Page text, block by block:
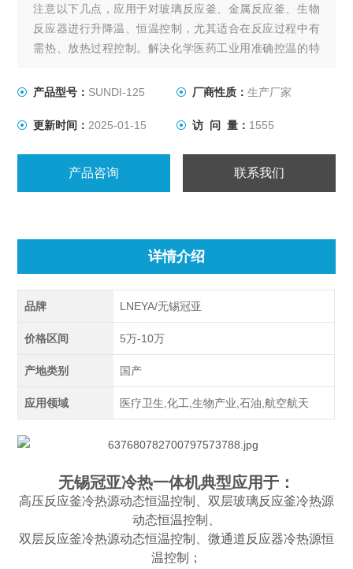
注意以下几点，应用于对玻璃反应釜、金属反应釜、生物
反应器进行升降温、恒温控制，尤其适合在反应过程中有
需热、放热过程控制。解决化学医药工业用准确控温的特
进程的加热及冷却、恒温系统。
产品型号： SUNDI-125 厂商性质： 生产厂家
更新时间： 2025-01-15 访 问 量： 1555
产品咨询 联系我们
详情介绍
品牌 LNEYA/无锡冠亚
价格区间 5万-10万
产地类别 国产
应用领域 医疗卫生,化工,生物产业,石油,航空航天
无锡冠亚冷热一体机典型应用于：
高压反应釜冷热源动态恒温控制、双层玻璃反应釜冷热源
动态恒温控制、
双层反应釜冷热源动态恒温控制、微通道反应器冷热源恒
温控制；